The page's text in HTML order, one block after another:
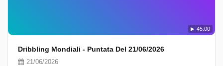
45:00
Dribbling Mondiali - Puntata Del 21/06/2026
21/06/2026